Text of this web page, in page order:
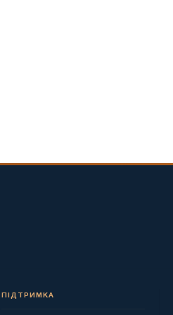
ПІДТРИМКА